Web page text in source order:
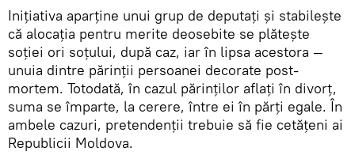
Inițiativa aparține unui grup de deputați și stabilește
că alocaţia pentru merite deosebite se plăteşte
soţiei ori soţului, după caz, iar în lipsa acestora —
unuia dintre părinţii persoanei decorate post-
mortem. Totodată, în cazul părinţilor aflaţi în divorţ,
suma se împarte, la cerere, între ei în părţi egale. În
ambele cazuri, pretendenții trebuie să fie cetățeni ai
Republicii Moldova.